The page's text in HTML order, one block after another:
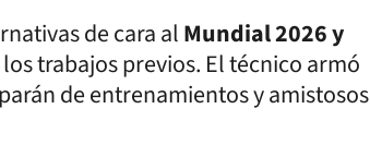
de cara alMundial 2026 y
trabajos previos. El técnico armó
de entrenamientos y amistosos